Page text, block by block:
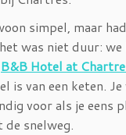
simpel, maar
was niet duur:
B&B Hotel at
is van een keten.
voor als je eens
de snelweg.